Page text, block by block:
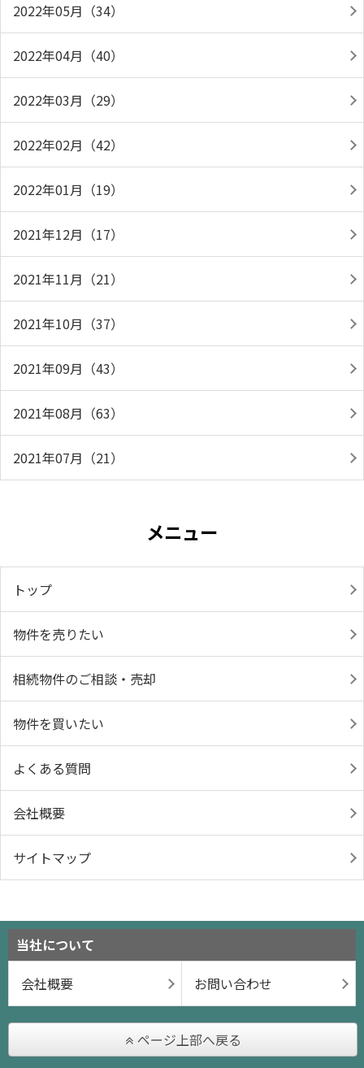
2022年05月（34）
2022年04月（40）
2022年03月（29）
2022年02月（42）
2022年01月（19）
2021年12月（17）
2021年11月（21）
2021年10月（37）
2021年09月（43）
2021年08月（63）
2021年07月（21）
メニュー
トップ
物件を売りたい
相続物件のご相談・売却
物件を買いたい
よくある質問
会社概要
サイトマップ
当社について
会社概要
お問い合わせ
ページ上部へ戻る